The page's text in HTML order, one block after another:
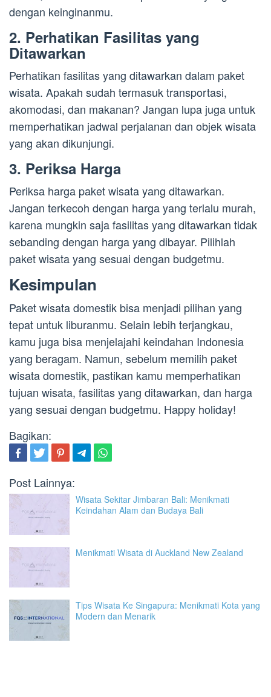
dengan keinginanmu.
2. Perhatikan Fasilitas yang
Ditawarkan
Perhatikan fasilitas yang ditawarkan dalam paket
wisata. Apakah sudah termasuk transportasi,
akomodasi, dan makanan? Jangan lupa juga untuk
memperhatikan jadwal perjalanan dan objek wisata
yang akan dikunjungi.
3. Periksa Harga
Periksa harga paket wisata yang ditawarkan.
Jangan terkecoh dengan harga yang terlalu murah,
karena mungkin saja fasilitas yang ditawarkan tidak
sebanding dengan harga yang dibayar. Pilihlah
paket wisata yang sesuai dengan budgetmu.
Kesimpulan
Paket wisata domestik bisa menjadi pilihan yang
tepat untuk liburanmu. Selain lebih terjangkau,
kamu juga bisa menjelajahi keindahan Indonesia
yang beragam. Namun, sebelum memilih paket
wisata domestik, pastikan kamu memperhatikan
tujuan wisata, fasilitas yang ditawarkan, dan harga
yang sesuai dengan budgetmu. Happy holiday!
Bagikan:
Post Lainnya:
Wisata Sekitar Jimbaran Bali: Menikmati
Keindahan Alam dan Budaya Bali
Menikmati Wisata di Auckland New Zealand
Tips Wisata Ke Singapura: Menikmati Kota yang
Modern dan Menarik